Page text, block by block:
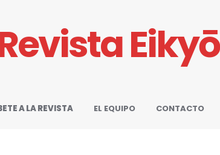
Eikyō
A LA REVISTA EL EQUIPO
CONTACTO